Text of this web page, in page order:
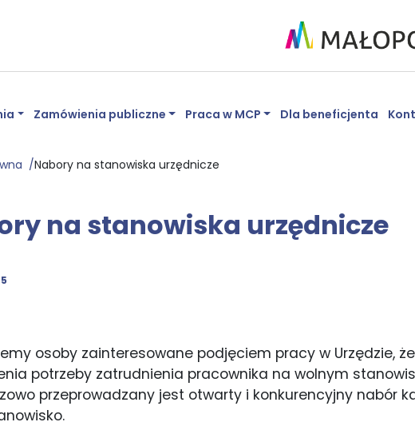
Zamówienia publiczne Praca w MCP Dla beneficjenta
Nabory na stanowiska urzędnicze
na stanowiska urzędnicze
osoby zainteresowane podjęciem pracy w Urzędzie,
potrzeby zatrudnienia pracownika na wolnym
przeprowadzany jest otwarty i konkurencyjny nabór